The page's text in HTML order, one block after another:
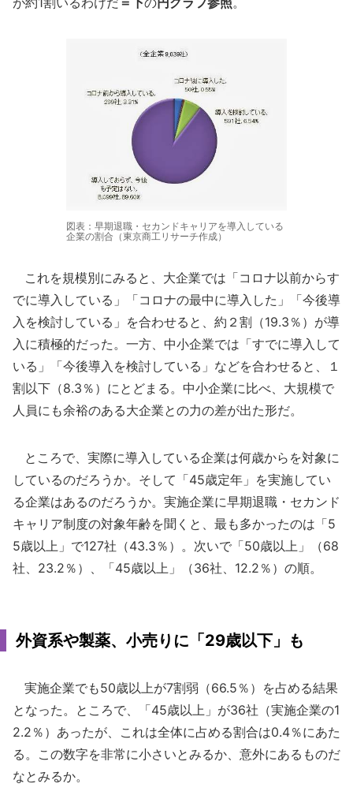
図表：早期退職・セカンドキャリアを導入している
企業の割合（東京商工リサーチ作成）
これを規模別にみると、大企業では「コロナ以前からす
でに導入している」「コロナの最中に導入した」「今後導
入を検討している」を合わせると、約２割（19.3％）が導
入に積極的だった。一方、中小企業では「すでに導入して
いる」「今後導入を検討している」などを合わせると、１
割以下（8.3％）にとどまる。中小企業に比べ、大規模で
人員にも余裕のある大企業との力の差が出た形だ。
ところで、実際に導入している企業は何歳からを対象に
しているのだろうか。そして「45歳定年」を実施してい
る企業はあるのだろうか。実施企業に早期退職・セカンド
キャリア制度の対象年齢を聞くと、最も多かったのは「5
5歳以上」で127社（43.3％）。次いで「50歳以上」（68
社、23.2％）、「45歳以上」（36社、12.2％）の順。
外資系や製薬、小売りに「29歳以下」も
実施企業でも50歳以上が7割弱（66.5％）を占める結果
となった。ところで、「45歳以上」が36社（実施企業の1
2.2％）あったが、これは全体に占める割合は0.4％にあた
る。この数字を非常に小さいとみるか、意外にあるものだ
なとみるか。